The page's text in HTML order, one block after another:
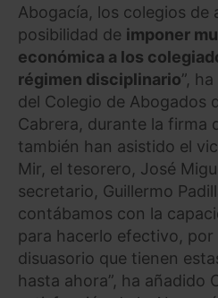
Abogacía, los colegios de
posibilidad de imponer
económica a los
régimen disciplinario”,
del Colegio de Abogados
Cabrera, durante la firma
también han asistido el
Mir, el tesorero, José
secretario, Guillermo
contábamos con la
para hacerlo efectivo, por
disuasorio que tienen
hasta ahora”, ha añadido